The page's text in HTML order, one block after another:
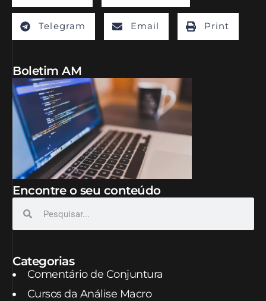
Telegram Email Print
Boletim AM
Encontre o seu conteúdo
Categorias
Comentário de Conjuntura
Cursos da Análise Macro